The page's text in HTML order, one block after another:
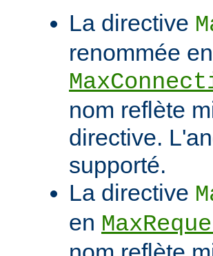
La directive
renommée en
nom reflète
directive.
supporté.
La directive
en